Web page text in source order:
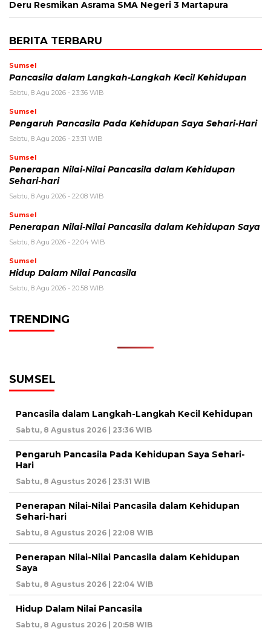
Deru Resmikan Asrama SMA Negeri 3 Martapura
BERITA TERBARU
Sumsel
Pancasila dalam Langkah-Langkah Kecil Kehidupan
Sabtu, 8 Agu 2026 - 23:36 WIB
Sumsel
Pengaruh Pancasila Pada Kehidupan Saya Sehari-Hari
Sabtu, 8 Agu 2026 - 23:31 WIB
Sumsel
Penerapan Nilai-Nilai Pancasila dalam Kehidupan
Sehari-hari
Sabtu, 8 Agu 2026 - 22:08 WIB
Sumsel
Penerapan Nilai-Nilai Pancasila dalam Kehidupan Saya
Sabtu, 8 Agu 2026 - 22:04 WIB
Sumsel
Hidup Dalam Nilai Pancasila
Sabtu, 8 Agu 2026 - 20:58 WIB
TRENDING
SUMSEL
Pancasila dalam Langkah-Langkah Kecil Kehidupan
Sabtu, 8 Agustus 2026 | 23:36 WIB
Pengaruh Pancasila Pada Kehidupan Saya Sehari-
Hari
Sabtu, 8 Agustus 2026 | 23:31 WIB
Penerapan Nilai-Nilai Pancasila dalam Kehidupan
Sehari-hari
Sabtu, 8 Agustus 2026 | 22:08 WIB
Penerapan Nilai-Nilai Pancasila dalam Kehidupan
Saya
Sabtu, 8 Agustus 2026 | 22:04 WIB
Hidup Dalam Nilai Pancasila
Sabtu, 8 Agustus 2026 | 20:58 WIB